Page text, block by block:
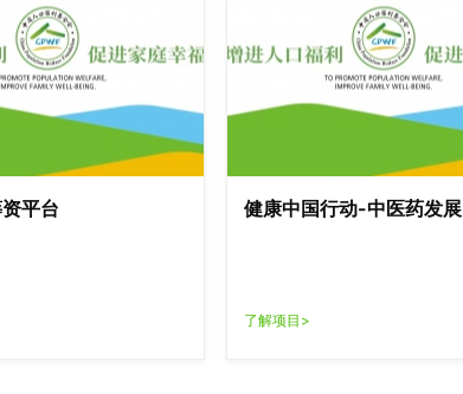
平台 健康中国行动-中医药发展
了解项目>